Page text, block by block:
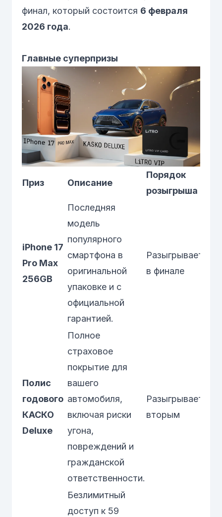
финал, который состоится 6 февраля
2026 года.
Главные суперпризы
Приз Описание
Порядок
розыгрыша
iPhone 17
Pro Max
256GB
Последняя
модель
популярного
смартфона в
оригинальной
упаковке и с
официальной
гарантией.
Разыгрывается
в финале
Полис
годового
КАСКО
Deluxe
Полное
страховое
покрытие для
вашего
автомобиля,
включая риски
угона,
повреждений и
гражданской
ответственности.
Разыгрывается
вторым
Безлимитный
доступ к 59